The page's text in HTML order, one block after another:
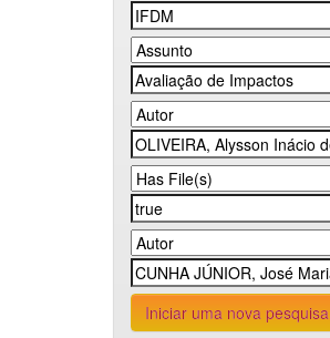
Iniciar uma nova pesquisa